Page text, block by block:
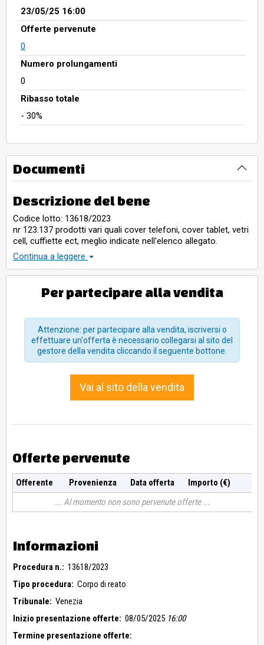
23/05/25 16:00
Offerte pervenute
0
Numero prolungamenti
0
Ribasso totale
- 30%
Documenti
Descrizione del bene
Codice lotto: 13618/2023
nr 123.137 prodotti vari quali cover telefoni, cover tablet, vetri
cell, cuffiette ect, meglio indicate nell'elenco allegato.
Visione dei beni il giorno 16/05 ad ore 11.00 previa
richiesta con invio C.I
Continua a leggere
Per partecipare alla vendita
Attenzione: per partecipare alla vendita, iscriversi o
effettuare un'offerta è necessario collegarsi al sito del
gestore della vendita cliccando il seguente bottone.
Vai al sito della vendita
Offerte pervenute
Offerente Provenienza Data offerta
Importo (€)
Al momento non sono pervenute offerte
Informazioni
Procedura n.: 13618/2023
Tipo procedura: Corpo di reato
Tribunale: Venezia
Inizio presentazione offerte: 08/05/2025 16:00
Termine presentazione offerte: